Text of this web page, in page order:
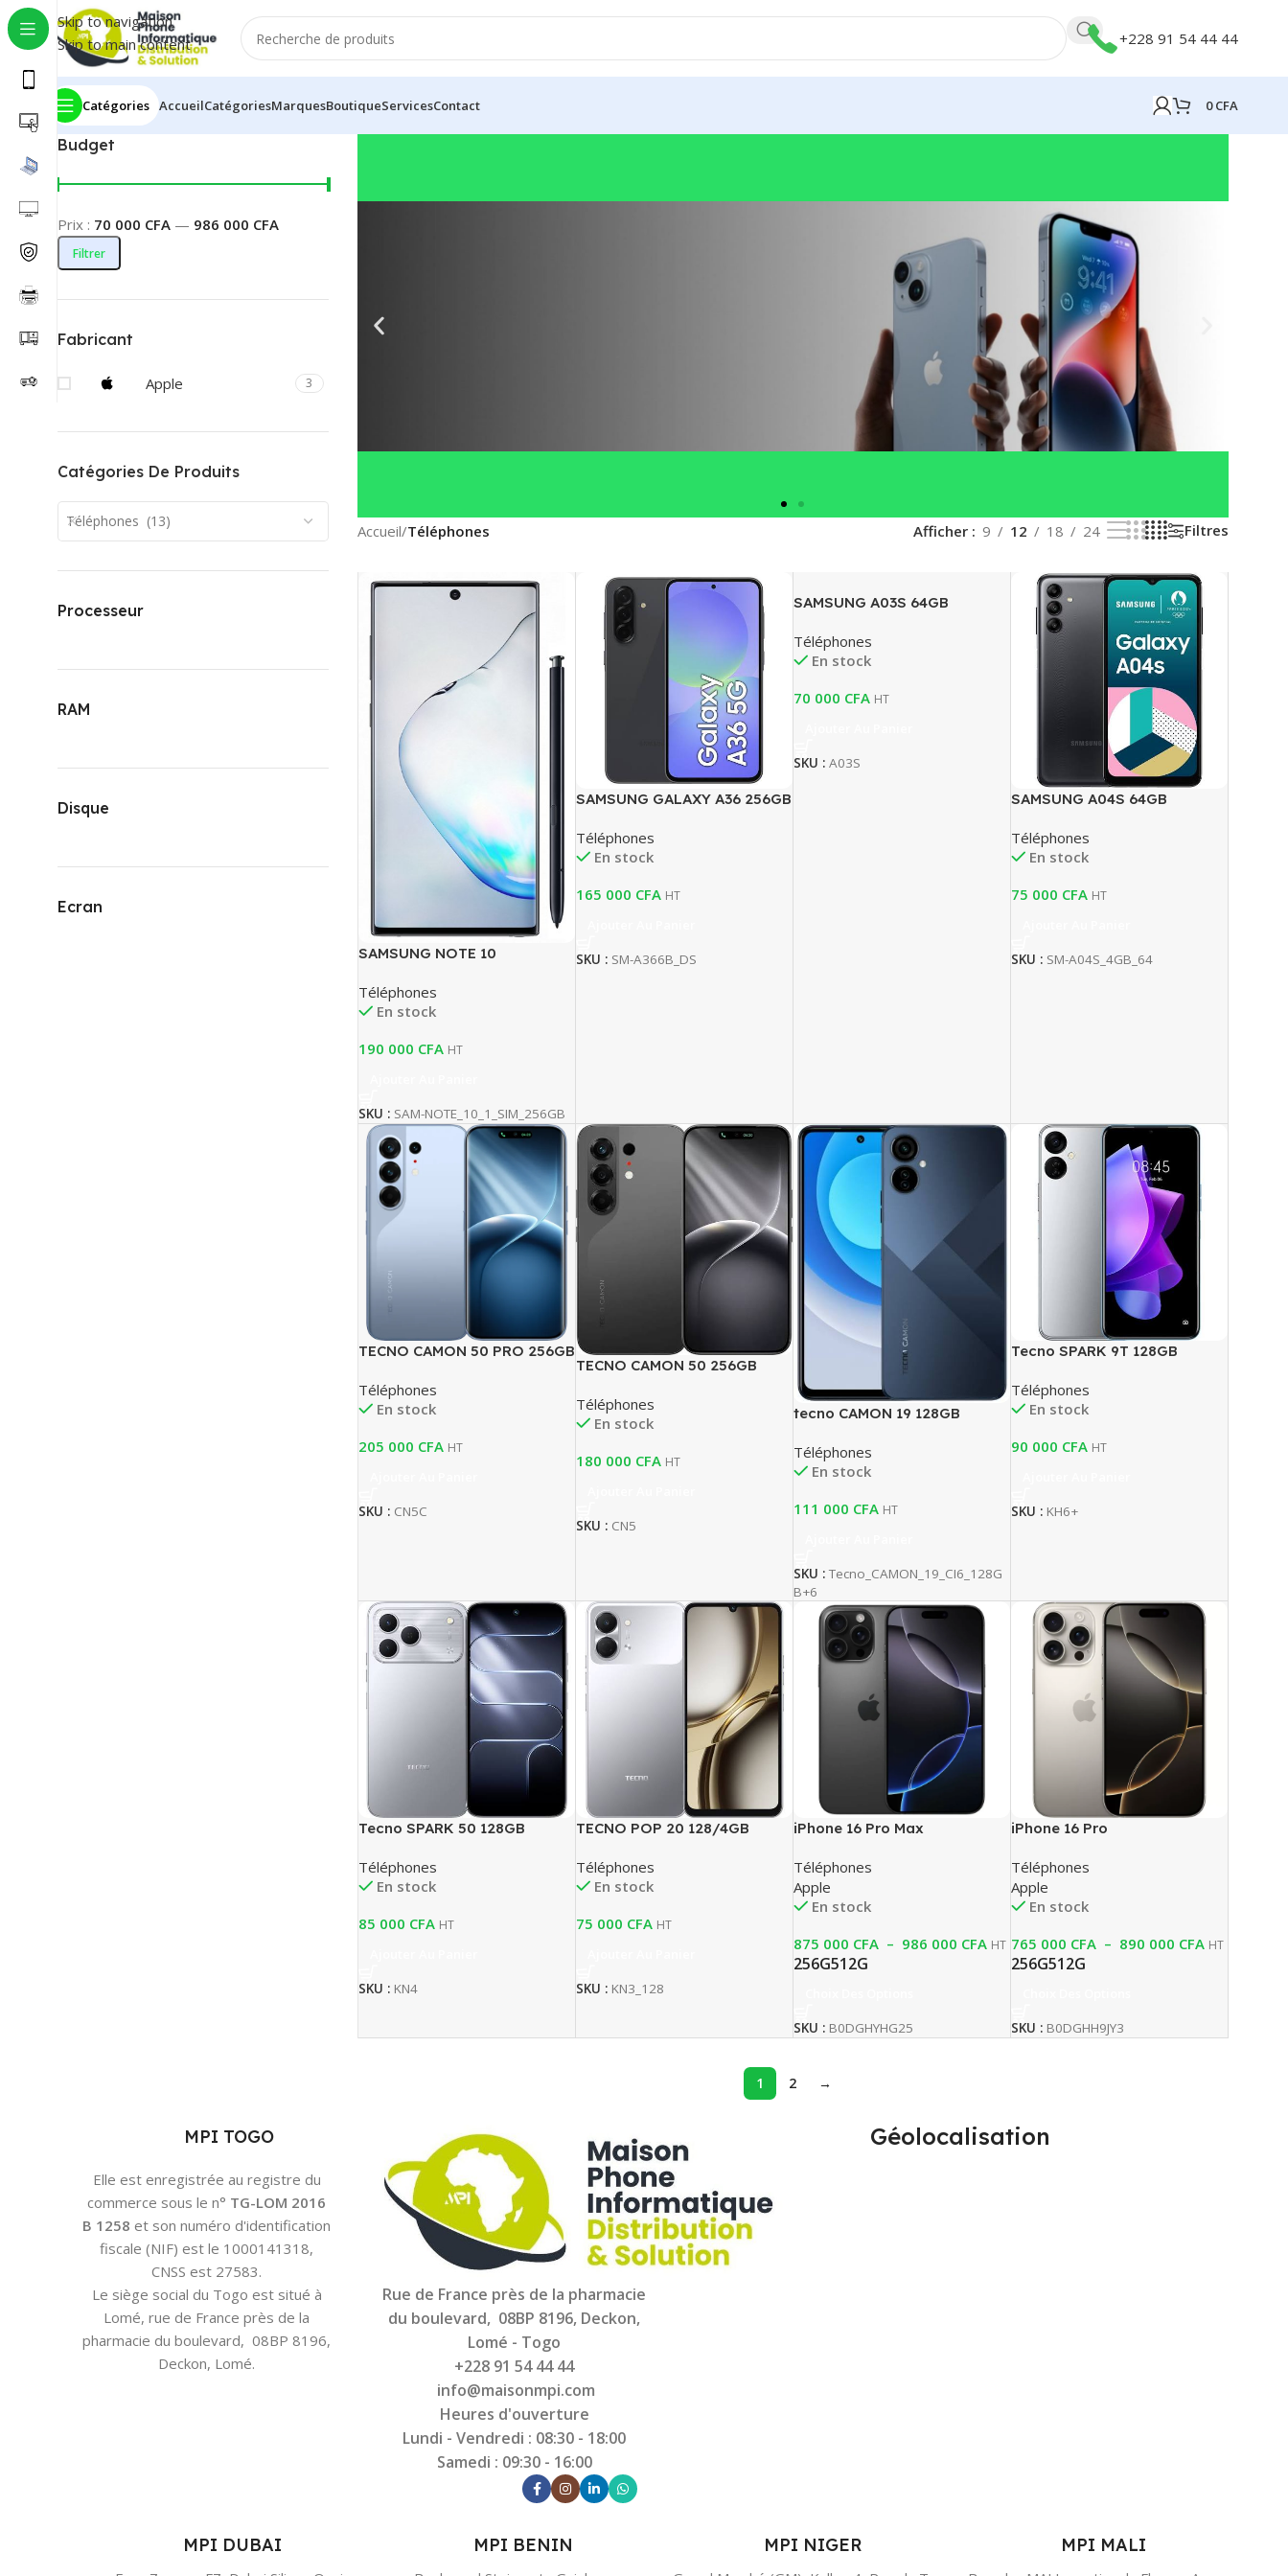
Skip to navigation
Skip to main content
+228 91 54 44 44
Catégories AccueilCatégoriesMarquesBoutiqueServicesContact 0CFA
Budget
Filtrer
Prix : 70 000 CFA — 986 000 CFA
Fabricant
Apple 3
Catégories De Produits
Téléphones (13)
Processeur
RAM
Disque
Ecran
iPhone
Découvrez les
nouveautés
Accueil/Téléphones Afficher 9 12 18 24 Filtres
SAMSUNG NOTE 10
Téléphones
En stock
190 000 CFA HT
SKU : SAM-NOTE_10_1_SIM_256GB
SAMSUNG GALAXY A36 256GB
Téléphones
En stock
165 000 CFA HT
SKU : SM-A366B_DS
SAMSUNG A03S 64GB
Téléphones
En stock
70 000 CFA HT
SKU : A03S
SAMSUNG A04S 64GB
Téléphones
En stock
75 000 CFA HT
SKU : SM-A04S_4GB_64
TECNO CAMON 50 PRO 256GB
Téléphones
En stock
205 000 CFA HT
SKU : CN5C
TECNO CAMON 50 256GB
Téléphones
En stock
180 000 CFA HT
SKU : CN5
tecno CAMON 19 128GB
Téléphones
En stock
111 000 CFA HT
SKU : Tecno_CAMON_19_CI6_128G
B+6
Tecno SPARK 9T 128GB
Téléphones
En stock
90 000 CFA HT
SKU : KH6+
Tecno SPARK 50 128GB
Téléphones
En stock
85 000 CFA HT
SKU : KN4
TECNO POP 20 128/4GB
Téléphones
En stock
75 000 CFA HT
SKU : KN3_128
iPhone 16 Pro Max
Téléphones
Apple
En stock
875 000 CFA – 986 000 CFA HT
256G512G
SKU : B0DGHYHG25
iPhone 16 Pro
Téléphones
Apple
En stock
765 000 CFA – 890 000 CFA HT
256G512G
SKU : B0DGHH9JY3
1 2 →
MPI TOGO
Elle est enregistrée au registre du
commerce sous le n° TG-LOM 2016
B 1258 et son numéro d'identification
fiscale (NIF) est le 1000141318,
CNSS est 27583.
Le siège social du Togo est situé à
Lomé, rue de France près de la
pharmacie du boulevard, 08BP 8196,
Deckon, Lomé.
Rue de France près de la pharmacie
du boulevard, 08BP 8196, Deckon,
Lomé - Togo
+228 91 54 44 44
info@maisonmpi.com
Heures d'ouverture
Lundi - Vendredi : 08:30 - 18:00
Samedi : 09:30 - 16:00
Géolocalisation
MPI DUBAI MPI BENIN MPI NIGER MPI MALI